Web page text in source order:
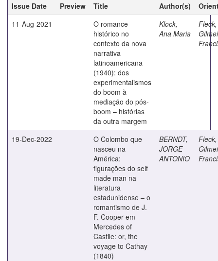
Issue Date
Preview Title Author(s)
11-Aug-2021
O romance
histórico no
contexto da nova
narrativa
latinoamericana
(1940): dos
experimentalismos
do boom à
mediação do pós-
boom – histórias
da outra margem
Klock,
Ana Maria
Fleck,
Gilmei
19-Dec-2022
O Colombo que
nasceu na
América:
figurações do self
made man na
literatura
estadunidense – o
romantismo de J.
F. Cooper em
Mercedes of
Castile: or, the
voyage to Cathay
(1840)
BERNDT,
JORGE
ANTONIO
Fleck,
Gilmei